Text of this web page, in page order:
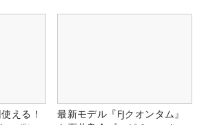
える！
最新モデル『FJクオンタム』